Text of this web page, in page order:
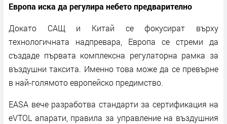
Европа иска да регулира небето предварително
Докато САЩ и Китай се фокусират върху
технологичната надпревара, Европа се стреми да
създаде първата комплексна регулаторна рамка за
въздушни таксита. Именно това може да се превърне
в най-голямото европейско предимство.
EASA вече разработва стандарти за сертификация на
eVTOL апарати, правила за управление на въздушния